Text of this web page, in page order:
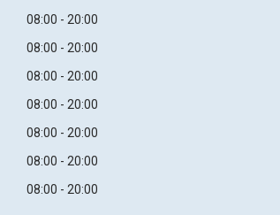
08:00
20:00
08:00
20:00
08:00
20:00
08:00
20:00
08:00
20:00
08:00
20:00
08:00 20:00